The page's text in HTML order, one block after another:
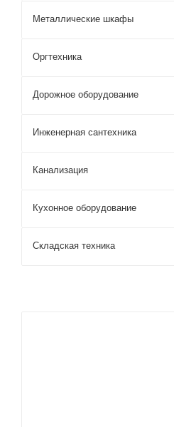
Металлические шкафы
Оргтехника
Дорожное оборудование
Инженерная сантехника
Канализация
Кухонное оборудование
Складская техника